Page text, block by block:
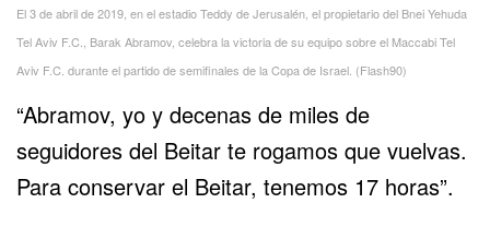
El 3 de abril de 2019, en el estadio Teddy de Jerusalén, el propietario del Bnei Yehuda
Tel Aviv F.C., Barak Abramov, celebra la victoria de su equipo sobre el Maccabi Tel
Aviv F.C. durante el partido de semifinales de la Copa de Israel. (Flash90)
“Abramov, yo y decenas de miles de
seguidores del Beitar te rogamos que vuelvas.
Para conservar el Beitar, tenemos 17 horas”.